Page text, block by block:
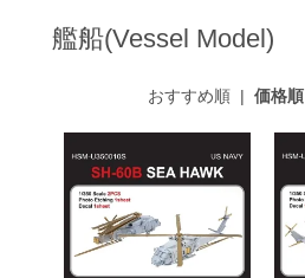
艦船(Vessel Model)
おすすめ順 |価格順